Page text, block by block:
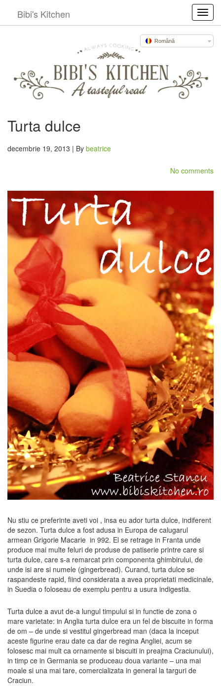
Română
Bibi's Kitchen
Turta dulce
decembrie 19, 2013 | By beatrice
No comments
Nu stiu ce preferinte aveti voi , insa eu ador turta dulce, indiferent
de sezon. Turta dulce a fost adusa in Europa de calugarul
armean Grigorie Macarie in 992. El se retrage in Franta unde
produce mai multe feluri de produse de patiserie printre care si
turta dulce, care s-a remarcat prin componenta ghimbirului, de
unde isi are si numele (gingerbread). Curand, turta dulce se
raspandeste rapid, fiind considerata a avea proprietati medicinale,
in Suedia o foloseau de exemplu pentru a usura indigestia.
Turta dulce a avut de-a lungul timpului si in functie de zona o
mare varietate: in Anglia turta dulce era un fel de biscuite in forma
de om – de unde si vestitul gingerbread man (daca la inceput
aceste figurine erau date ca dar de regina Angliei, acum se
folosesc mai mult ca ornamente si biscuiti in preajma Craciunului),
in timp ce in Germania se produceau doua variante – una mai
moale si una mai tare, comercializata in general la targuri de
Craciun.